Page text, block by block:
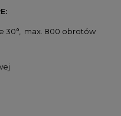
30°, max. 800 obrotów